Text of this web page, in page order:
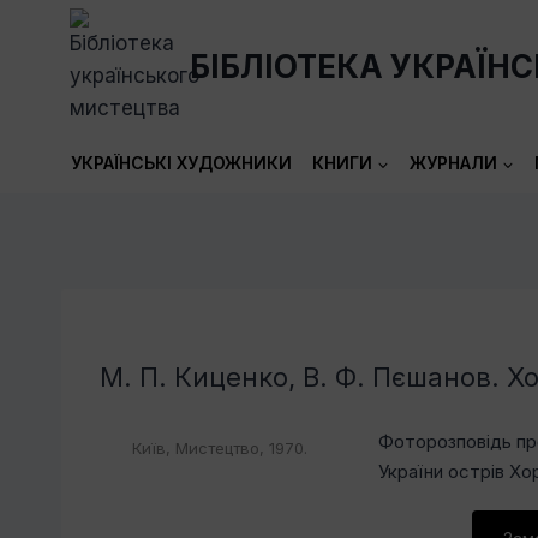
Перейти
БІБЛІОТЕКА
УКРАЇНСЬКІ ХУДОЖНИКИ КНИГИ ЖУРНАЛИ
М. П. Киценко, В. Ф. Пєшанов.
Київ, Мистецтво, 1970.
Фоторозповідь
України острів